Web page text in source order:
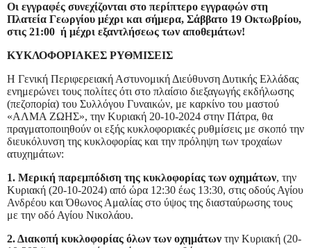
Οι εγγραφές συνεχίζονται στο περίπτερο εγγραφών στη
Πλατεία Γεωργίου μέχρι και σήμερα, Σάββατο 19 Οκτωβρίου,
στις 21:00 ή μέχρι εξαντλήσεως των αποθεμάτων!
ΚΥΚΛΟΦΟΡΙΑΚΕΣ ΡΥΘΜΙΣΕΙΣ
Η Γενική Περιφερειακή Αστυνομική Διεύθυνση Δυτικής Ελλάδας
ενημερώνει τους πολίτες ότι στο πλαίσιο διεξαγωγής εκδήλωσης
(πεζοπορία) του Συλλόγου Γυναικών, με καρκίνο του μαστού
«ΑΛΜΑ ΖΩΗΣ», την Κυριακή 20-10-2024 στην Πάτρα, θα
πραγματοποιηθούν οι εξής κυκλοφοριακές ρυθμίσεις με σκοπό την
διευκόλυνση της κυκλοφορίας και την πρόληψη των τροχαίων
ατυχημάτων:
1. Μερική παρεμπόδιση της κυκλοφορίας των οχημάτων, την
Κυριακή (20-10-2024) από ώρα 12:30 έως 13:30, στις οδούς Αγίου
Ανδρέου και Όθωνος Αμαλίας στο ύψος της διασταύρωσης τους
με την οδό Αγίου Νικολάου.
2. Διακοπή κυκλοφορίας όλων των οχημάτων την Κυριακή (20-